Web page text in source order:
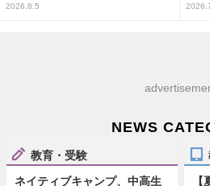
2026.8.5
NEWS
教育・受験
ネイティブキャンプ、中高生